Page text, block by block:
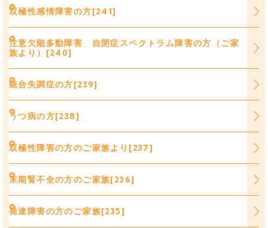
双極性感情障害の方[241]
注意欠陥多動障害 自閉症スペクトラム障害の方（ご家
族より）[240]
統合失調症の方[239]
うつ病の方[238]
双極性障害の方のご家族より[237]
末期腎不全の方のご家族[236]
発達障害の方のご家族[235]